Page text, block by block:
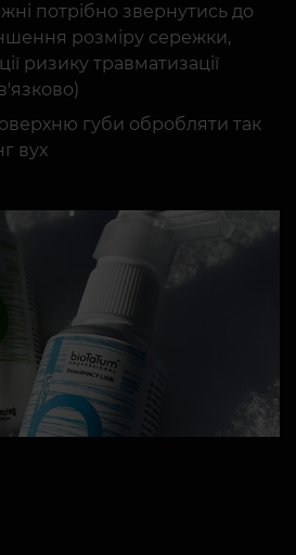
потрібно звернутись до
розміру сережки,
ризику травматизації
губи обробляти так
вух